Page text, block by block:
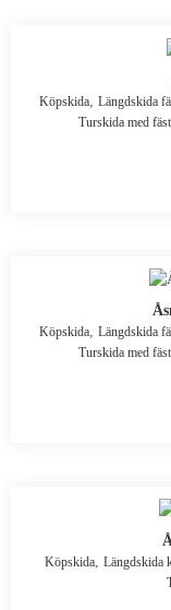
Köpskida, Längdskida
Turskida med
Köpskida, Längdskida
Turskida med
Köpskida, Längdskida